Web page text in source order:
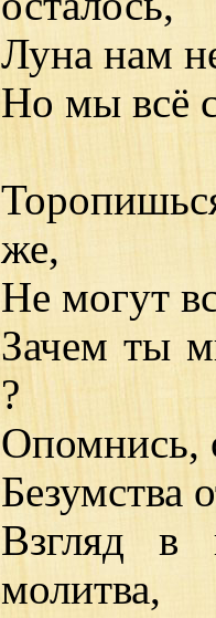
Луна нам
Но мы всё
же,
Не могут
Зачем ты
?
Опомнись,
Безумства
Взгляд в
молитва,